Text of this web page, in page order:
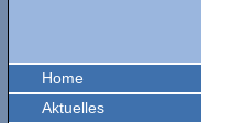
Home
Aktuelles